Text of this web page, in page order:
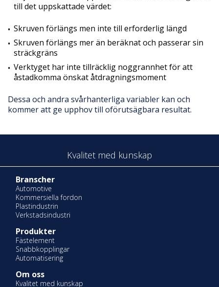
till det uppskattade värdet:
Skruven förlängs men inte till erforderlig längd
Skruven förlängs mer än beräknat och passerar sin
sträckgräns
Verktyget har inte tillräcklig noggrannhet för att
åstadkomma önskat åtdragningsmoment
Dessa och andra svårhanterliga variabler kan och
kommer att ge upphov till oförutsägbara resultat.
Kvalitet med kunskap
Branscher
Automotive
Kommersiella fordon
Plastindustrin
Verkstadsindustri
Produkter
Fästelement
Snabbkopplingar
Automatisering
Om oss
Kvalitet med kunskap